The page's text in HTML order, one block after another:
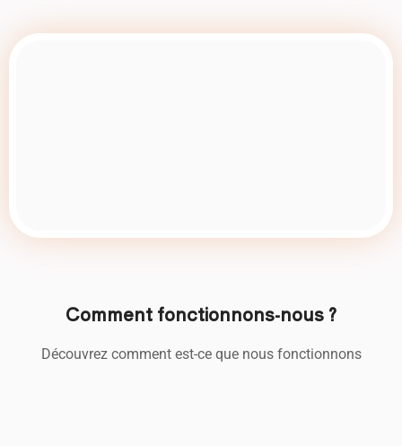
Comment fonctionnons-nous ?
Découvrez comment est-ce que nous fonctionnons